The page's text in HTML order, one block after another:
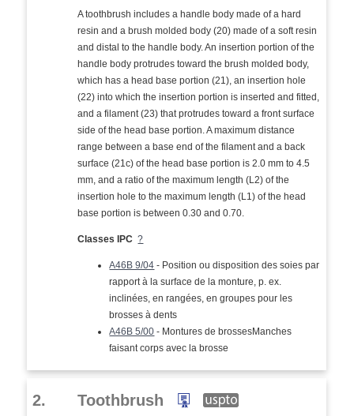
A toothbrush includes a handle body made of a hard
resin and a brush molded body (20) made of a soft resin
and distal to the handle body. An insertion portion of the
handle body protrudes toward the brush molded body,
which has a head base portion (21), an insertion hole
(22) into which the insertion portion is inserted and fitted,
and a filament (23) that protrudes toward a front surface
side of the head base portion. A maximum distance
range between a base end of the filament and a back
surface (21c) of the head base portion is 2.0 mm to 4.5
mm, and a ratio of the maximum length (L2) of the
insertion hole to the maximum length (L1) of the head
base portion is between 0.30 and 0.70.
Classes IPC ?
A46B 9/04 - Position ou disposition des soies par
rapport à la surface de la monture, p. ex.
inclinées, en rangées, en groupes pour les
brosses à dents
A46B 5/00 - Montures de brossesManches
faisant corps avec la brosse
2. Toothbrush